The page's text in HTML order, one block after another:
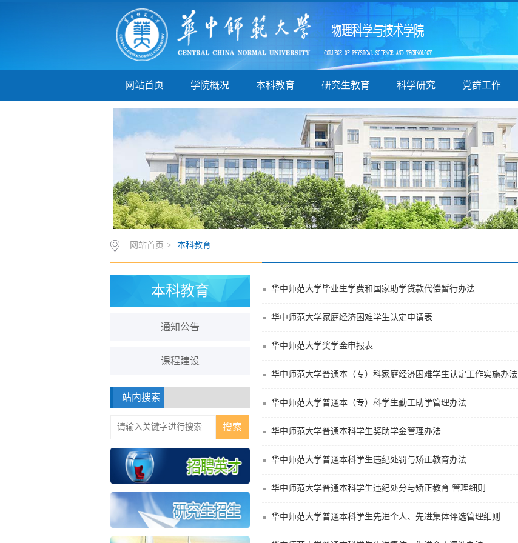
网站首页 学院概况 本科教育 研究生教育 科学研究 党群工作
网站首页 > 本科教育
本科教育
通知公告
课程建设
站内搜索
华中师范大学毕业生学费和国家助学贷款代偿暂行办法
华中师范大学家庭经济困难学生认定申请表
华中师范大学奖学金申报表
华中师范大学普通本（专）科家庭经济困难学生认定工作实施办法
华中师范大学普通本（专）科学生勤工助学管理办法
华中师范大学普通本科学生奖助学金管理办法
华中师范大学普通本科学生违纪处罚与矫正教育办法
华中师范大学普通本科学生违纪处分与矫正教育 管理细则
华中师范大学普通本科学生先进个人、先进集体评选管理细则